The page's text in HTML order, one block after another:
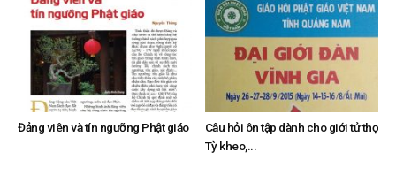
Đảng viên và tín ngưỡng Phật giáo
Câu hỏi ôn tập dành cho giới tử thọ
Tỳ kheo,...